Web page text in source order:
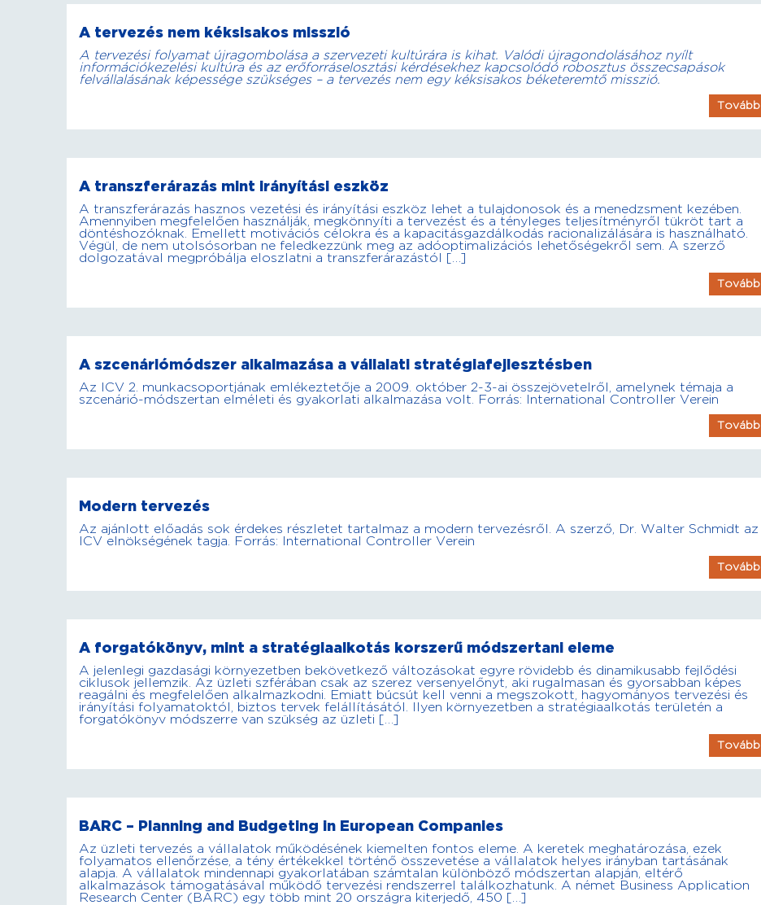
A tervezés nem kéksisakos misszió
A tervezési folyamat újragombolása a szervezeti kultúrára is kihat. Valódi újragondolásához nyílt
információkezelési kultúra és az erőforráselosztási kérdésekhez kapcsolódó robosztus összecsapások
felvállalásának képessége szükséges – a tervezés nem egy kéksisakos béketeremtő misszió.
Tovább
A transzferárazás mint irányítási eszköz
A transzferárazás hasznos vezetési és irányítási eszköz lehet a tulajdonosok és a menedzsment kezében.
Amennyiben megfelelően használják, megkönnyíti a tervezést és a tényleges teljesítményről tükröt tart a
döntéshozóknak. Emellett motivációs célokra és a kapacitásgazdálkodás racionalizálására is használható.
Végül, de nem utolsósorban ne feledkezzünk meg az adóoptimalizációs lehetőségekről sem. A szerző
dolgozatával megpróbálja eloszlatni a transzferárazástól […]
Tovább
A szcenáriómódszer alkalmazása a vállalati stratégiafejlesztésben
Az ICV 2. munkacsoportjának emlékeztetője a 2009. október 2-3-ai összejövetelről, amelynek témaja a
szcenárió-módszertan elméleti és gyakorlati alkalmazása volt. Forrás: International Controller Verein
Tovább
Modern tervezés
Az ajánlott előadás sok érdekes részletet tartalmaz a modern tervezésről. A szerző, Dr. Walter Schmidt az
ICV elnökségének tagja. Forrás: International Controller Verein
Tovább
A forgatókönyv, mint a stratégiaalkotás korszerű módszertani eleme
A jelenlegi gazdasági környezetben bekövetkező változásokat egyre rövidebb és dinamikusabb fejlődési
ciklusok jellemzik. Az üzleti szférában csak az szerez versenyelőnyt, aki rugalmasan és gyorsabban képes
reagálni és megfelelően alkalmazkodni. Emiatt búcsút kell venni a megszokott, hagyományos tervezési és
irányítási folyamatoktól, biztos tervek felállításától. Ilyen környezetben a stratégiaalkotás területén a
forgatókönyv módszerre van szükség az üzleti […]
Tovább
BARC – Planning and Budgeting in European Companies
Az üzleti tervezés a vállalatok működésének kiemelten fontos eleme. A keretek meghatározása, ezek
folyamatos ellenőrzése, a tény értékekkel történő összevetése a vállalatok helyes irányban tartásának
alapja. A vállalatok mindennapi gyakorlatában számtalan különböző módszertan alapján, eltérő
alkalmazások támogatásával működő tervezési rendszerrel találkozhatunk. A német Business Application
Research Center (BARC) egy több mint 20 országra kiterjedő, 450 […]